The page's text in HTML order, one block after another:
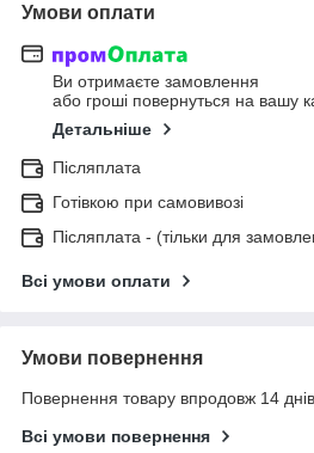
Умови оплати
Ви отримаєте замовлення
або гроші повернуться на вашу
Детальніше
Післяплата
Готівкою при самовивозі
Післяплата - (тільки для
Всі умови оплати
Умови повернення
Повернення товару впродовж 14
Всі умови повернення